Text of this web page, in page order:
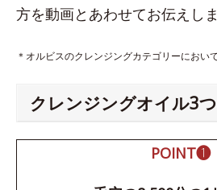
方を動画とあわせてお伝えし
＊オルビスのクレンジングカテゴリーにおい
クレンジングオイル3
POINT❶